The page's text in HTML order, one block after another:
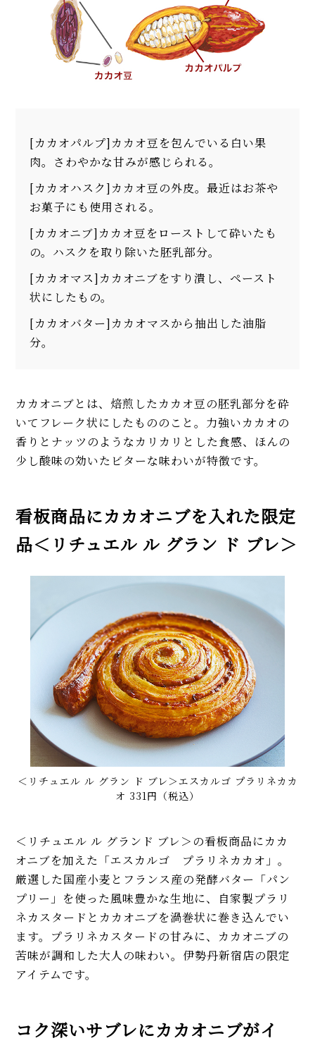
[カカオパルプ]カカオ豆を包んでいる白い果
肉。さわやかな甘みが感じられる。
[カカオハスク]カカオ豆の外皮。最近はお茶や
お菓子にも使用される。
[カカオニブ]カカオ豆をローストして砕いたも
の。ハスクを取り除いた胚乳部分。
[カカオマス]カカオニブをすり潰し、ペースト
状にしたもの。
[カカオバター]カカオマスから抽出した油脂
分。
カカオニブとは、焙煎したカカオ豆の胚乳部分を砕
いてフレーク状にしたもののこと。力強いカカオの
香りとナッツのようなカリカリとした食感、ほんの
少し酸味の効いたビターな味わいが特徴です。
看板商品にカカオニブを入れた限定
品＜リチュエル ル グラン ド ブレ＞
＜リチュエル ル グラン ド ブレ＞エスカルゴ プラリネカカ
オ 331円（税込）
＜リチュエル ル グランド ブレ＞の看板商品にカカ
オニブを加えた「エスカルゴ プラリネカカオ」。
厳選した国産小麦とフランス産の発酵バター「パン
プリー」を使った風味豊かな生地に、自家製プラリ
ネカスタードとカカオニブを渦巻状に巻き込んでい
ます。プラリネカスタードの甘みに、カカオニブの
苦味が調和した大人の味わい。伊勢丹新宿店の限定
アイテムです。
コク深いサブレにカカオニブがイ